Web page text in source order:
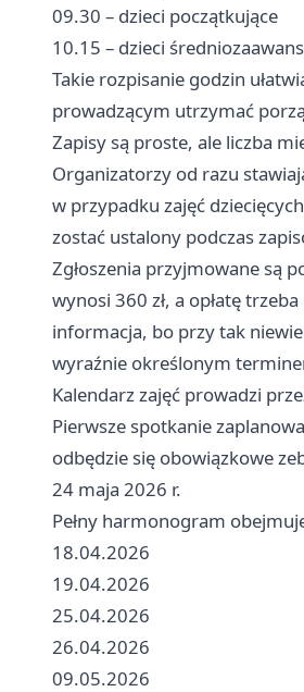
09.30 – dzieci początkujące
10.15 – dzieci
Takie rozpisanie godzin
prowadzącym utrzymać
Zapisy są proste, ale liczba
Organizatorzy od razu
w przypadku zajęć
zostać ustalony podczas
Zgłoszenia przyjmowane są
wynosi 360 zł, a opłatę
informacja, bo przy tak
wyraźnie określonym
Kalendarz zajęć prowadzi
Pierwsze spotkanie
odbędzie się obowiązkowe
24 maja 2026 r.
Pełny harmonogram
18.04.2026
19.04.2026
25.04.2026
26.04.2026
09.05.2026